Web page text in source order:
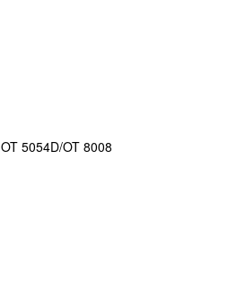
5054D/OT 8008